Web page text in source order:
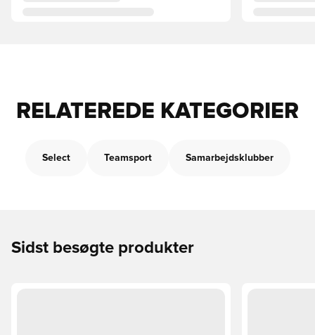
RELATEREDE KATEGORIER
Select Teamsport Samarbejdsklubber
Sidst besøgte produkter